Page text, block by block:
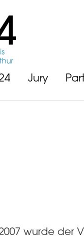
Jury
wurde der